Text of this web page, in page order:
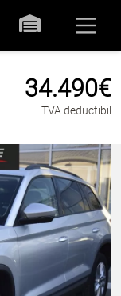
34.490€
TVA deductibil